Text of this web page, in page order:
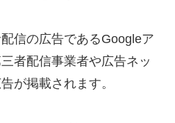
信の広告であるGoogleア
者配信事業者や広告ネッ
が掲載されます。